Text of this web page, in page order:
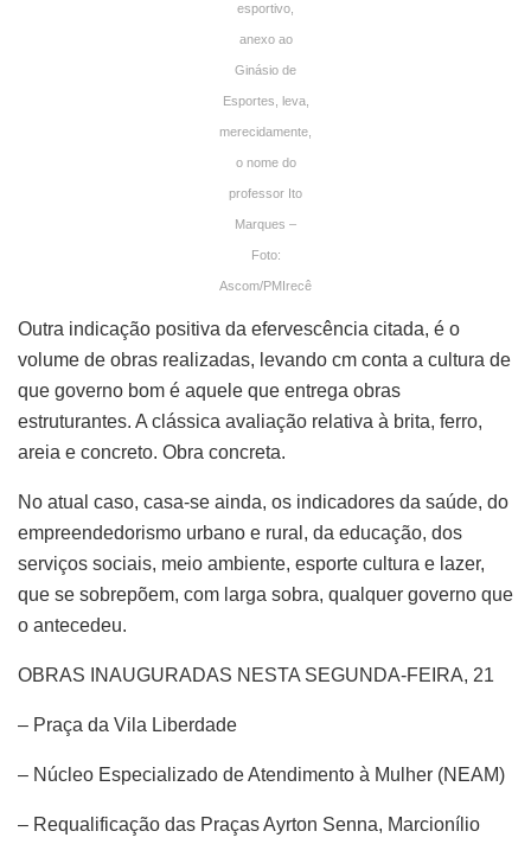
esportivo,
anexo ao
Ginásio de
Esportes, leva,
merecidamente,
o nome do
professor Ito
Marques –
Foto:
Ascom/PMIrecê
Outra indicação positiva da efervescência citada, é o
volume de obras realizadas, levando cm conta a cultura de
que governo bom é aquele que entrega obras
estruturantes. A clássica avaliação relativa à brita, ferro,
areia e concreto. Obra concreta.
No atual caso, casa-se ainda, os indicadores da saúde, do
empreendedorismo urbano e rural, da educação, dos
serviços sociais, meio ambiente, esporte cultura e lazer,
que se sobrepõem, com larga sobra, qualquer governo que
o antecedeu.
OBRAS INAUGURADAS NESTA SEGUNDA-FEIRA, 21
– Praça da Vila Liberdade
– Núcleo Especializado de Atendimento à Mulher (NEAM)
– Requalificação das Praças Ayrton Senna, Marcionílio